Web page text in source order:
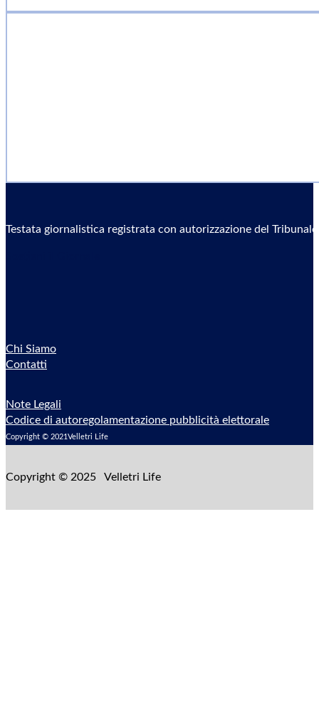
Testata giornalistica registrata con autorizzazione del
Chi Siamo
Contatti
Note Legali
Codice di autoregolamentazione pubblicità elettorale
Copyright © 2021Velletri Life
Copyright © 2025 Velletri Life